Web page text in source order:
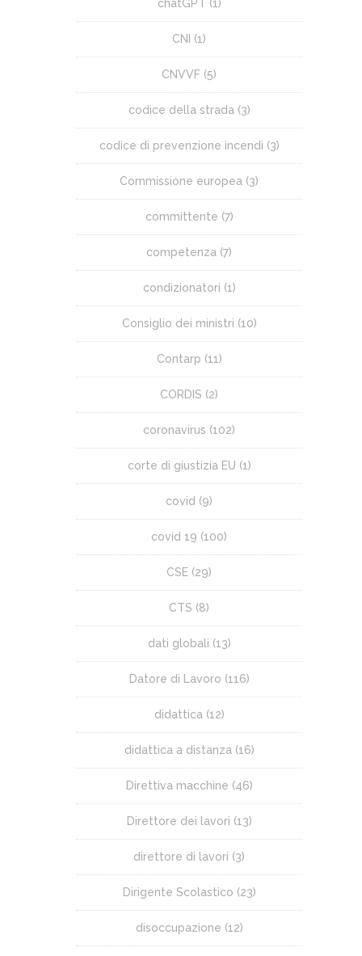
chatGPT (1)
CNI (1)
CNVVF (5)
codice della strada(3)
codice di prevenzione incendi (3)
Commissione europea (3)
committente (7)
competenza (7)
condizionatori (1)
Consiglio dei ministri (10)
Contarp (11)
CORDIS (2)
coronavirus (102)
corte di giustizia EU (1)
covid (9)
covid 19 (100)
CSE (29)
CTS (8)
dati globali (13)
Datore di Lavoro (116)
didattica(12)
didattica a distanza(16)
Direttiva macchine (46)
Direttore dei lavori (13)
direttore di lavori (3)
Dirigente Scolastico (23)
disoccupazione (12)